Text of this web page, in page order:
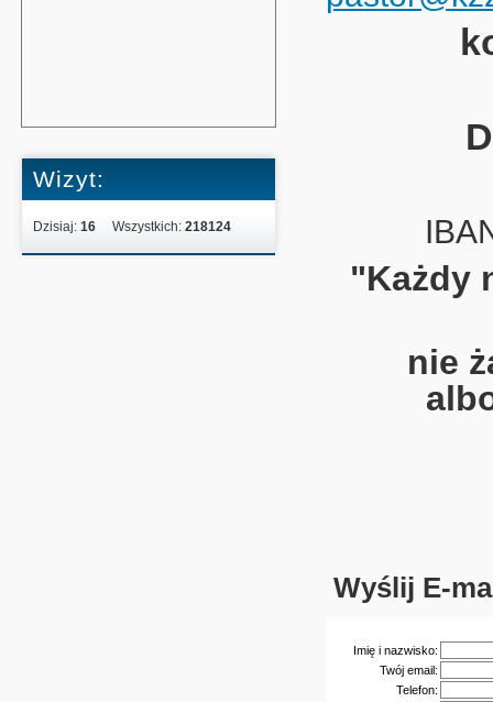
Wizyt:
Dzisiaj: 16 Wszystkich: 218124
"Każdy
nie
Wyślij E-
Imię i nazwisko:
Twój email:
Telefon: